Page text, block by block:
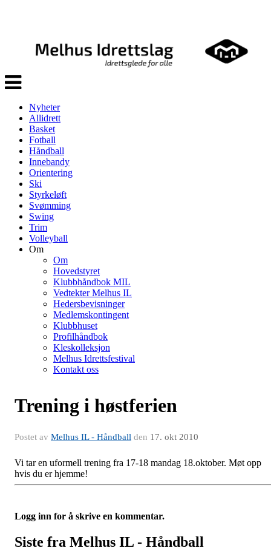
Veksle
navigasjon
Nyheter
Allidrett
Basket
Fotball
Håndball
Innebandy
Orientering
Ski
Styrkeløft
Svømming
Swing
Trim
Volleyball
Om
Om
Hovedstyret
Klubbhåndbok MIL
Vedtekter Melhus IL
Hedersbevisninger
Medlemskontingent
Klubbhuset
Profilhåndbok
Kleskolleksjon
Melhus Idrettsfestival
Kontakt oss
Trening i høstferien
Postet av Melhus IL - Håndball den 17. okt 2010
Vi tar en uformell trening fra 17-18 mandag 18.oktober. Møt opp
hvis du er hjemme!
Logg inn for å skrive en kommentar.
Siste fra Melhus IL - Håndball